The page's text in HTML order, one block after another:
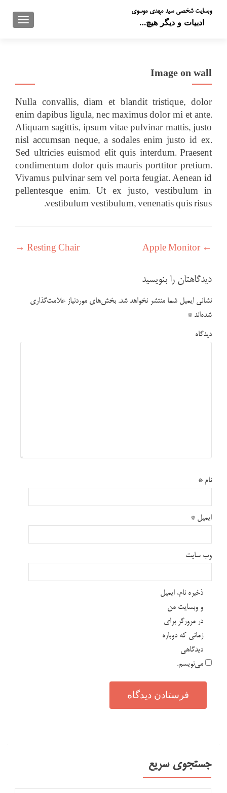
وبسایت شخصی سید مهدی موسوی
ادبیات و دیگر هیچ…
Image on wall
Nulla convallis, diam et blandit tristique, dolor
enim dapibus ligula, nec maximus dolor mi et ante.
Aliquam sagittis, ipsum vitae pulvinar mattis, justo
nisl accumsan neque, a sodales enim justo id ex.
Sed ultricies euismod elit quis interdum. Praesent
condimentum dolor quis mauris porttitor pretium.
Vivamus pulvinar sem vel porta feugiat. Aenean id
pellentesque enim. Ut ex justo, vestibulum in
vestibulum vestibulum, venenatis quis risus.
راهبری نوشته
←
Apple Monitor
Resting Chair
→
دیدگاهتان را بنویسید
نشانی ایمیل شما منتشر نخواهد شد. بخش‌های موردنیاز علامت‌گذاری
شده‌اند *
دیدگاه
نام *
ایمیل *
وب‌ سایت
ذخیره نام، ایمیل
و وبسایت من
در مرورگر برای
زمانی که دوباره
دیدگاهی
می‌نویسم.
جستجوی سریع